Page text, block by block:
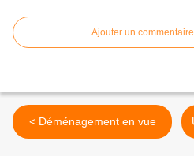
Ajouter un commentaire
< Déménagement en vue